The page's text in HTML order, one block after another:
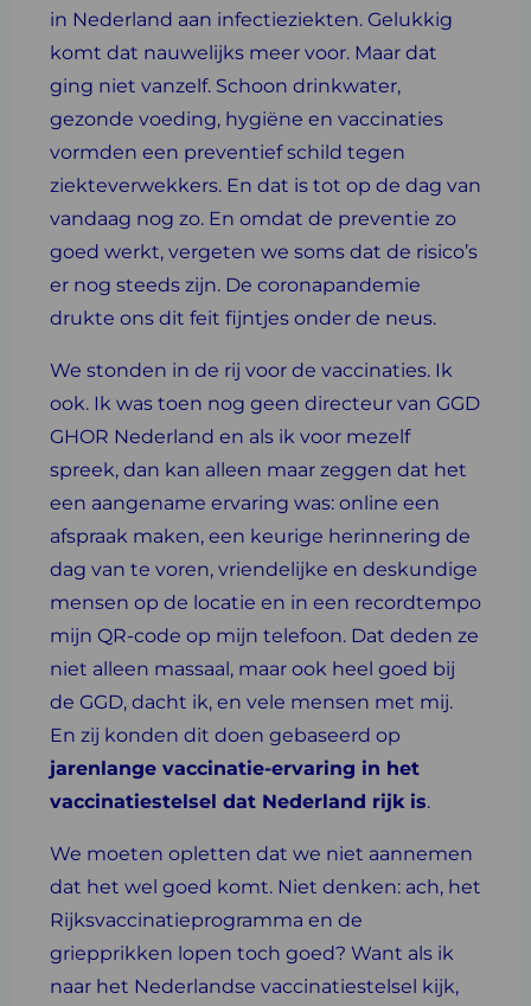
in Nederland aan infectieziekten. Gelukkig
komt dat nauwelijks meer voor. Maar dat
ging niet vanzelf. Schoon drinkwater,
gezonde voeding, hygiëne en vaccinaties
vormden een preventief schild tegen
ziekteverwekkers. En dat is tot op de dag van
vandaag nog zo. En omdat de preventie zo
goed werkt, vergeten we soms dat de risico’s
er nog steeds zijn. De coronapandemie
drukte ons dit feit fijntjes onder de neus.
We stonden in de rij voor de vaccinaties. Ik
ook. Ik was toen nog geen directeur van GGD
GHOR Nederland en als ik voor mezelf
spreek, dan kan alleen maar zeggen dat het
een aangename ervaring was: online een
afspraak maken, een keurige herinnering de
dag van te voren, vriendelijke en deskundige
mensen op de locatie en in een recordtempo
mijn QR-code op mijn telefoon. Dat deden ze
niet alleen massaal, maar ook heel goed bij
de GGD, dacht ik, en vele mensen met mij.
En zij konden dit doen gebaseerd op
jarenlange vaccinatie-ervaring in het
vaccinatiestelsel dat Nederland rijk is.
We moeten opletten dat we niet aannemen
dat het wel goed komt. Niet denken: ach, het
Rijksvaccinatieprogramma en de
griepprikken lopen toch goed? Want als ik
naar het Nederlandse vaccinatiestelsel kijk,